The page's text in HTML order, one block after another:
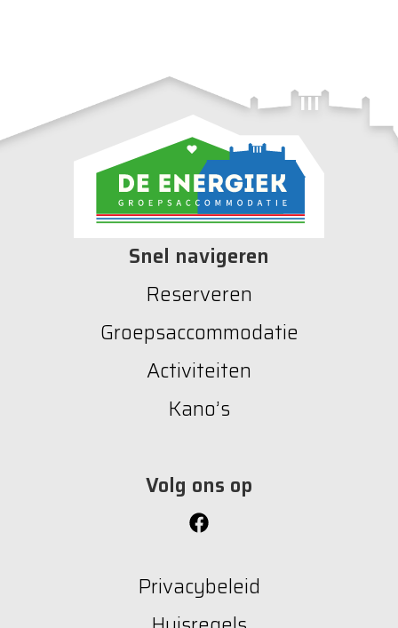
Snel navigeren
Reserveren
Groepsaccommodatie
Activiteiten
Kano’s
Volg ons op
Privacybeleid